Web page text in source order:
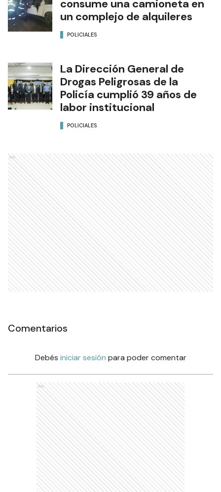
consume una camioneta en
un complejo de alquileres
POLICIALES
La Dirección General de
Drogas Peligrosas de la
Policía cumplió 39 años de
labor institucional
POLICIALES
Ads
Comentarios
Debés iniciar sesión para poder comentar
Ads